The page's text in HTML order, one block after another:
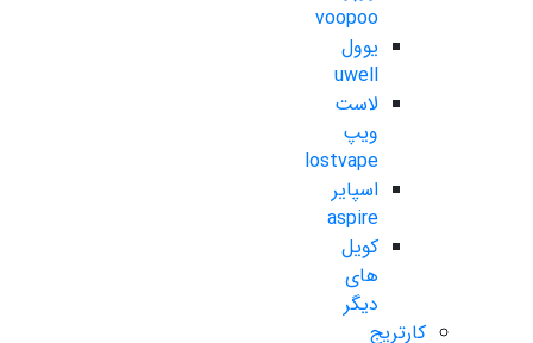
voopoo
یوول
uwell
لاست
ویپ
lostvape
اسپایر
aspire
کویل
های
دیگر
کارتریج